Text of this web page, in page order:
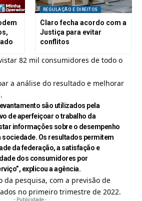
REGULAÇÃO E DIREITOS
Claro fecha acordo com a
Justiça para evitar
conflitos
82 mil consumidores de todo o
a análise do resultado e melhorar
são utilizados pela
de aperfeiçoar o trabalho da
informações sobre o desempenho
sociedade. Os resultados permitem
da federação, a satisfação e
dos consumidores por
explicou a agência.
da pesquisa, com a previsão de
no primeiro trimestre de 2022.
- Publicidade -